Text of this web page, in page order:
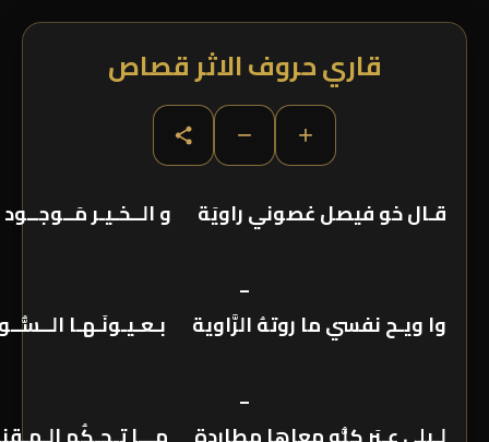
قاري حروف الاثر قصاص
+
−
قـال خو فيصل غصوني راويَة و الــخـيـر مَــوجــود
_
وا ويـح نفسي ما روتهُ الرَّاوية بـعـيـونَـهـا
_